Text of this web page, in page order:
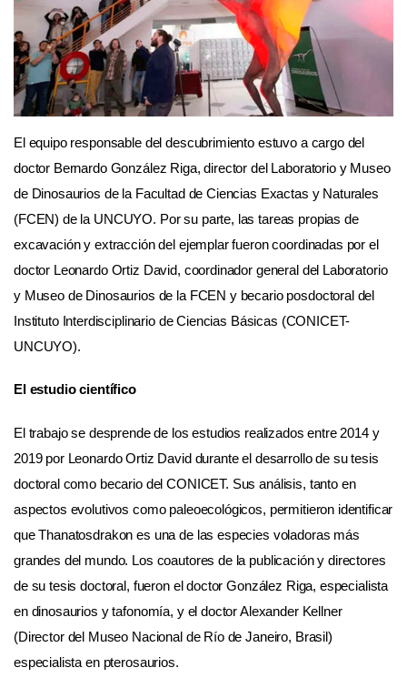
El equipo responsable del descubrimiento estuvo a cargo del
doctor Bernardo González Riga, director del Laboratorio y Museo
de Dinosaurios de la Facultad de Ciencias Exactas y Naturales
(FCEN) de la UNCUYO. Por su parte, las tareas propias de
excavación y extracción del ejemplar fueron coordinadas por el
doctor Leonardo Ortiz David, coordinador general del Laboratorio
y Museo de Dinosaurios de la FCEN y becario posdoctoral del
Instituto Interdisciplinario de Ciencias Básicas (CONICET-
UNCUYO).
El estudio científico
El trabajo se desprende de los estudios realizados entre 2014 y
2019 por Leonardo Ortiz David durante el desarrollo de su tesis
doctoral como becario del CONICET. Sus análisis, tanto en
aspectos evolutivos como paleoecológicos, permitieron identificar
que Thanatosdrakon es una de las especies voladoras más
grandes del mundo. Los coautores de la publicación y directores
de su tesis doctoral, fueron el doctor González Riga, especialista
en dinosaurios y tafonomía, y el doctor Alexander Kellner
(Director del Museo Nacional de Río de Janeiro, Brasil)
especialista en pterosaurios.